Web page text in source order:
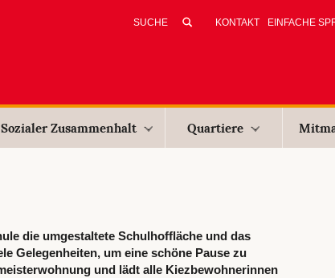
KONTAKT EINFACHE
Zusammenhalt Quartiere
die umgestaltete Schulhoffläche und das
Gelegenheiten, um eine schöne Pause zu
und lädt alle Kiezbewohnerinnen